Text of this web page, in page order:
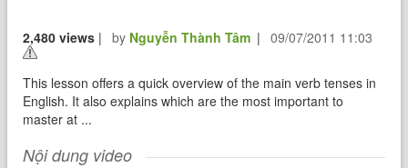
2,480 views | by Nguyễn Thành Tâm | 09/07/2011 11:03
This lesson offers a quick overview of the main verb tenses in
English. It also explains which are the most important to
master at ...
Nội dung video